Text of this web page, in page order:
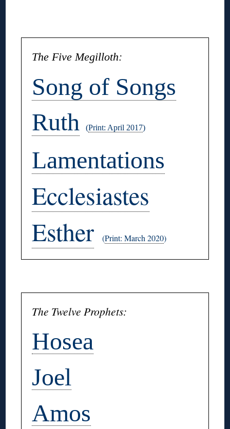
The Five Megilloth:
Song of Songs
Ruth
(Print: April 2017)
Lamentations
Ecclesiastes
Esther
(Print: March 2020)
The Twelve Prophets:
Hosea
Joel
Amos